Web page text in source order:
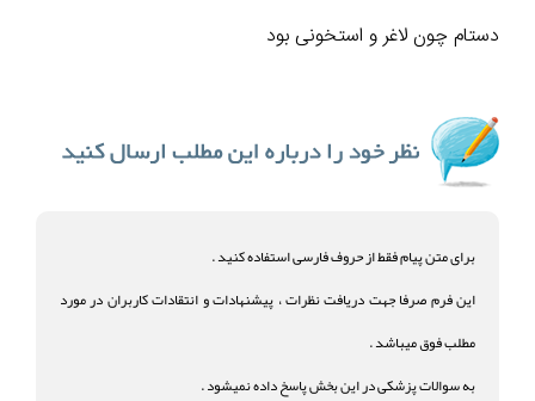
دستام چون لاغر و استخونی بود
برای متن پیام فقط از حروف فارسی استفاده کنید .
این فرم صرفا جهت دریافت نظرات ، پیشنهادات و انتقادات کاربران در مورد
مطلب فوق میباشد .
به سوالات پزشکی در این بخش پاسخ داده نمیشود .